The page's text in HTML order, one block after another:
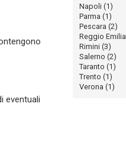
eventuali
Napoli (1)
Parma (1)
Pescara (2)
Reggio Emilia
Rimini (3)
Salerno (2)
Taranto (1)
Trento (1)
Verona (1)